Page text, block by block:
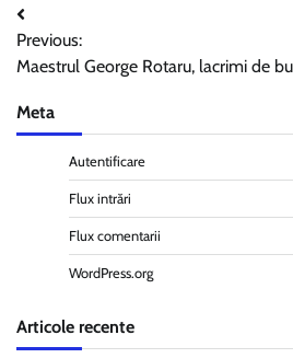
Navigare
în
articole
Previous:
Maestrul George Rotaru, lacrimi de
Meta
Autentificare
Flux intrări
Flux comentarii
WordPress.org
Articole recente